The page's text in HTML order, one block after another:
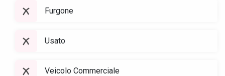
Furgone
Usato
Veicolo Commerciale